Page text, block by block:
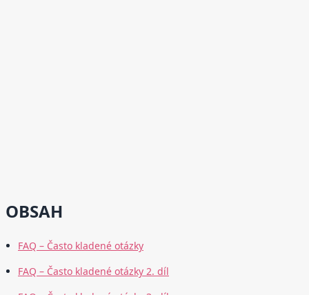
OBSAH
FAQ – Často kladené otázky
FAQ – Často kladené otázky 2. díl